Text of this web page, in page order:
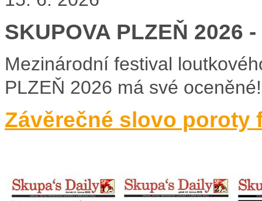
SKUPOVA PLZEŇ 2026
Mezinárodní festival
PLZEŇ 2026 má své oceněné!
Závěrečné slovo poroty